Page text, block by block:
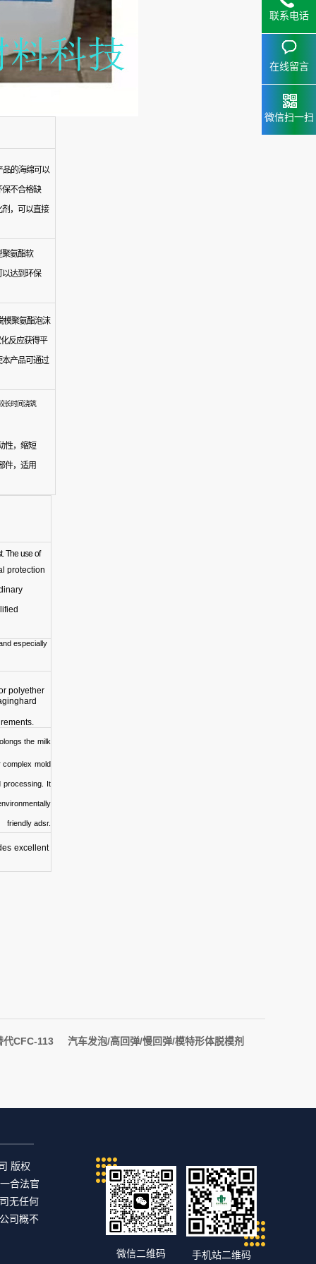
品的海绵可以
不合格缺
，可以直接
聚氨酯软
达到环保
模聚氨酯泡沫
反应获得平
产品可通过
长时间浇筑
性，缩短
件，适用
The use of
protection
especially
polyether
hard
the milk
complex mold
processing. It
friendly adsr.
s excellent
代CFC-113 汽车发泡/高回弹/慢回弹/模特形体脱模剂
版权
合法官
无任何
司概不
微信二维码 手机站二维码
联系电话
在线留言
微信扫一扫